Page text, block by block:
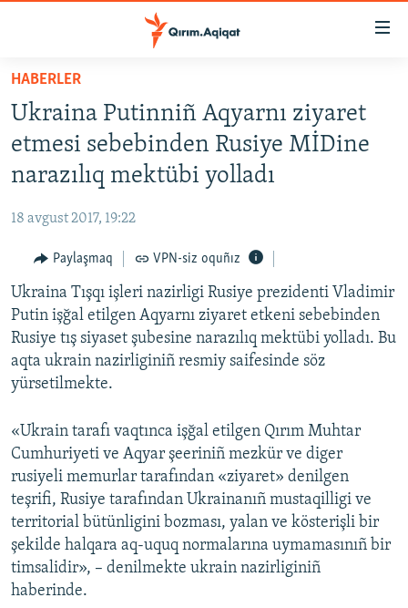
Esas
qaytmaq
Baş
navigatsiyağa
qaytmaq
Qıdıruvğa
qaytmaq
HABERLER
İQTİSADİYAT
MEDENİYET
İNSAN AQLARI
VİDEO
SÜRET
BLOGLAR
FİKİR
Русский
Українською
QOŞULIÑIZ!
HABERLER
Ukraina Putinniñ Aqyarnı ziyaret
etmesi sebebinden Rusiye MİDine
narazılıq mektübi yolladı
18 avgust 2017, 19:22
Paylaşmaq VPN-siz oquñız
Ukraina Tışqı işleri nazirligi Rusiye prezidenti Vladimir
Putin işğal etilgen Aqyarnı ziyaret etkeni sebebinden
Rusiye tış siyaset şubesine narazılıq mektübi yolladı. Bu
aqta ukrain nazirliginiñ resmiy saifesinde söz
yürsetilmekte.
«Ukrain tarafı vaqtınca işğal etilgen Qırım Muhtar
Cumhuriyeti ve Aqyar şeeriniñ mezkür ve diger
rusiyeli memurlar tarafından «ziyaret» denilgen
teşrifi, Rusiye tarafından Ukrainanıñ mustaqilligi ve
territorial bütünligini bozması, yalan ve kösterişli bir
şekilde halqara aq-uquq normalarına uymamasınıñ bir
timsalidir», – denilmekte ukrain nazirliginiñ
haberinde.